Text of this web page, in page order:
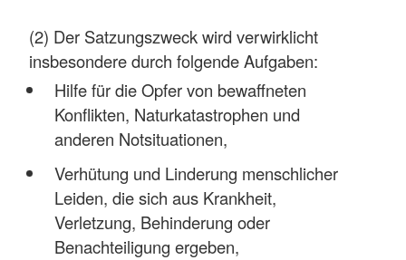
(2) Der Satzungszweck wird verwirklicht
insbesondere durch folgende Aufgaben:
Hilfe für die Opfer von bewaffneten
Konflikten, Naturkatastrophen und
anderen Notsituationen,
Verhütung und Linderung menschlicher
Leiden, die sich aus Krankheit,
Verletzung, Behinderung oder
Benachteiligung ergeben,